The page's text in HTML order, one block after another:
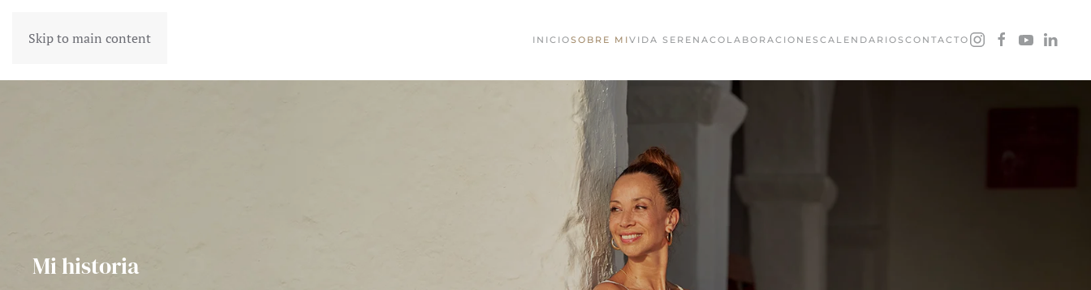
Skip to main content INICIOSOBRE MIVIDA SERENACOLABORACIONESCALENDARIOSCONTACTO
Mi historia